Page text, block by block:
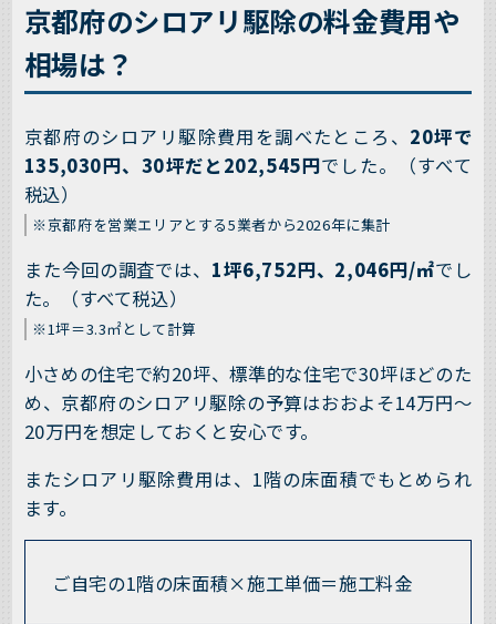
京都府のシロアリ駆除の料金費用や
相場は？
京都府のシロアリ駆除費用を調べたところ、 20坪で
135,030円、30坪だと202,545円でした。（すべて
税込）
※京都府を営業エリアとする5業者から2026年に集計
また今回の調査では、 1坪6,752円、2,046円/㎡でし
た。（すべて税込）
※1坪＝3.3㎡として計算
小さめの住宅で約20坪、標準的な住宅で30坪ほどのた
め、京都府のシロアリ駆除の予算はおおよそ14万円～
20万円を想定しておくと安心です。
またシロアリ駆除費用は、1階の床面積でもとめられ
ます。
ご自宅の1階の床面積×施工単価＝施工料金